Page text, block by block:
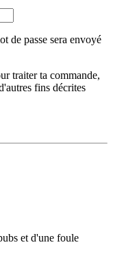
de passe sera envoyé
traiter ta commande,
fins décrites
et d'une foule